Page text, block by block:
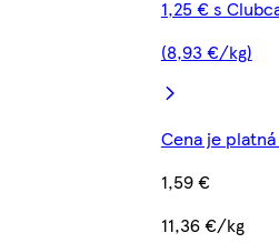
1,25 € s
(8,93 €/kg)
Cena je
1,59 €
11,36 €/kg